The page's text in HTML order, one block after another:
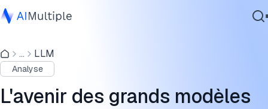
IA agentique
cybersécurité
Données
Logiciel d'entreprise
... LLM
Analyse
L'avenir des grands modèles
Tendances futures des grands modèles de langage